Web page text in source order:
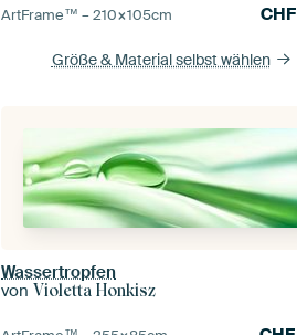
ArtFrame™ –210×105cm CHF
Größe & Material selbst wählen
Wassertropfen
vonVioletta Honkisz